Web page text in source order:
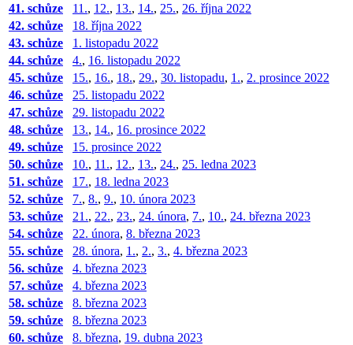
41. schůze
11., 12., 13., 14., 25., 26. října 2022
42. schůze
18. října 2022
43. schůze
1. listopadu 2022
44. schůze
4., 16. listopadu 2022
45. schůze
15., 16., 18., 29., 30. listopadu, 1., 2. prosince 2022
46. schůze
25. listopadu 2022
47. schůze
29. listopadu 2022
48. schůze
13., 14., 16. prosince 2022
49. schůze
15. prosince 2022
50. schůze
10., 11., 12., 13., 24., 25. ledna 2023
51. schůze
17., 18. ledna 2023
52. schůze
7., 8., 9., 10. února 2023
53. schůze
21., 22., 23., 24. února, 7., 10., 24. března 2023
54. schůze
22. února, 8. března 2023
55. schůze
28. února, 1., 2., 3., 4. března 2023
56. schůze
4. března 2023
57. schůze
4. března 2023
58. schůze
8. března 2023
59. schůze
8. března 2023
60. schůze
8. března, 19. dubna 2023